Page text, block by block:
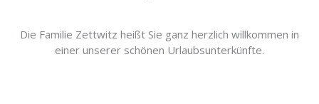
Die Familie Zettwitz heißt Sie ganz herzlich willkommen in
einer unserer schönen Urlaubsunterkünfte.